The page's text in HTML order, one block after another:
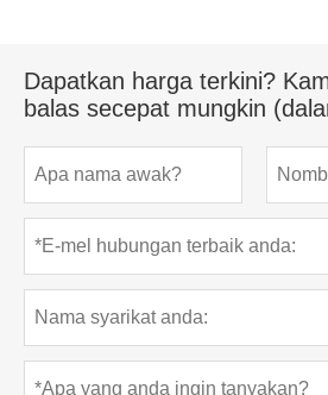
Dapatkan harga terkini?
balas secepat mungkin